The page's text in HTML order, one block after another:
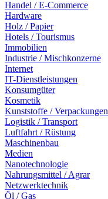
Handel / E-Commerce
Hardware
Holz / Papier
Hotels / Tourismus
Immobilien
Industrie / Mischkonzerne
Internet
IT-Dienstleistungen
Konsumgüter
Kosmetik
Kunststoffe / Verpackungen
Logistik / Transport
Luftfahrt / Rüstung
Maschinenbau
Medien
Nanotechnologie
Nahrungsmittel / Agrar
Netzwerktechnik
Öl / Gas